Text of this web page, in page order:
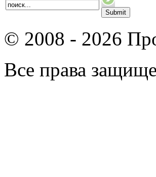
© 2008 - 2026
Все права